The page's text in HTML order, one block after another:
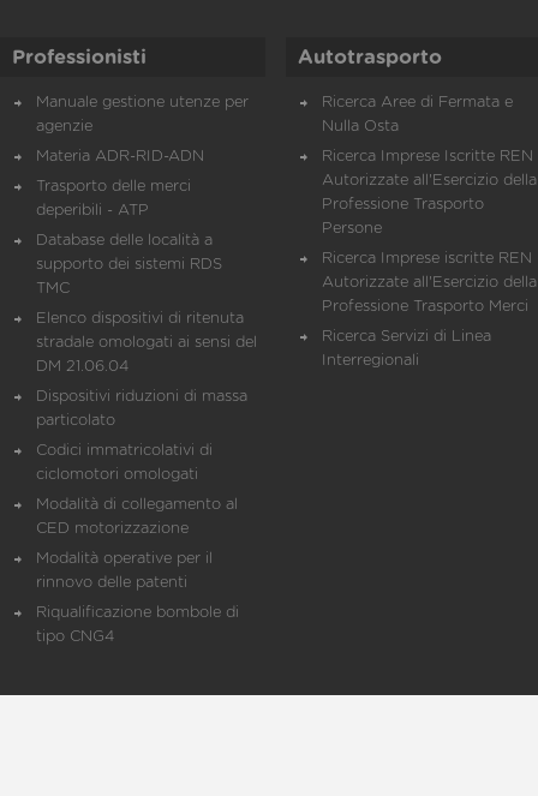
Professionisti
Manuale gestione utenze per
agenzie
Materia ADR-RID-ADN
Trasporto delle merci
deperibili - ATP
Database delle località a
supporto dei sistemi RDS
TMC
Elenco dispositivi di ritenuta
stradale omologati ai sensi del
DM 21.06.04
Dispositivi riduzioni di massa
particolato
Codici immatricolativi di
ciclomotori omologati
Modalità di collegamento al
CED motorizzazione
Modalità operative per il
rinnovo delle patenti
Riqualificazione bombole di
tipo CNG4
Autotrasporto
Ricerca Aree di Fermata e
Nulla Osta
Ricerca Imprese Iscritte REN
Autorizzate all'Esercizio della
Professione Trasporto
Persone
Ricerca Imprese iscritte REN
Autorizzate all'Esercizio della
Professione Trasporto Merci
Ricerca Servizi di Linea
Interregionali